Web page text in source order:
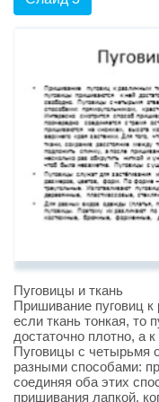
Пуговицы и ткань
Пришивание пуговиц к
если ткань тонкая, то
достаточно плотно, а
Пуговицы с четырьмя
разными способами:
соединяя оба этих
пришивания лапкой,